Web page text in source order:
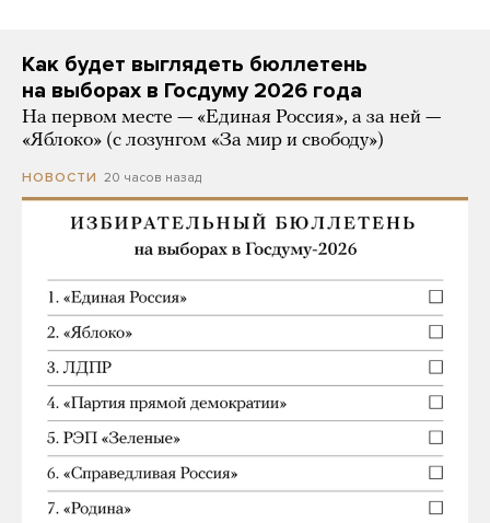
Как будет выглядеть бюллетень
на выборах в Госдуму 2026 года
На первом месте — «Единая Россия», а за ней —
«Яблоко» (с лозунгом «За мир и свободу»)
НОВОСТИ 20 часов назад